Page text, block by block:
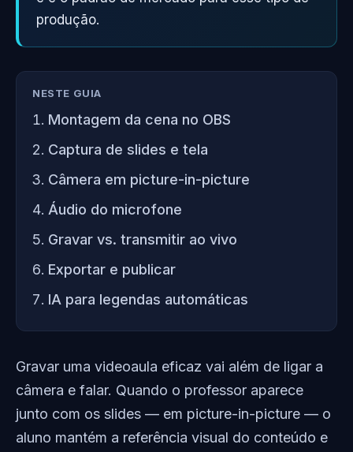
produção.
NESTE GUIA
Montagem da cena no OBS
Captura de slides e tela
Câmera em picture-in-picture
Áudio do microfone
Gravar vs. transmitir ao vivo
Exportar e publicar
IA para legendas automáticas
Gravar uma videoaula eficaz vai além de ligar a
câmera e falar. Quando o professor aparece
junto com os slides — em picture-in-picture — o
aluno mantém a referência visual do conteúdo e